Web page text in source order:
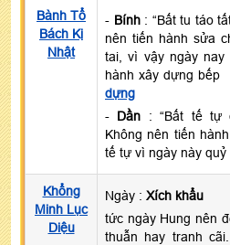
Bành Tổ
Bách Kị
Nhật
- Bính: “Bất tu táo
nên tiến hành sửa
tai, vì vậy ngày
hành xây dựng bếp
dựng
- Dần : “Bất tế tự
Không nên tiến
tế tự vì ngày này
Khổng
Minh Lục
Diệu
Ngày : Xích khẩu
tức ngày Hung nên
thuẫn hay tranh